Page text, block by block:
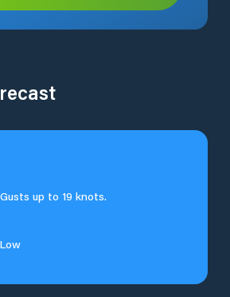
up to 19 knots.